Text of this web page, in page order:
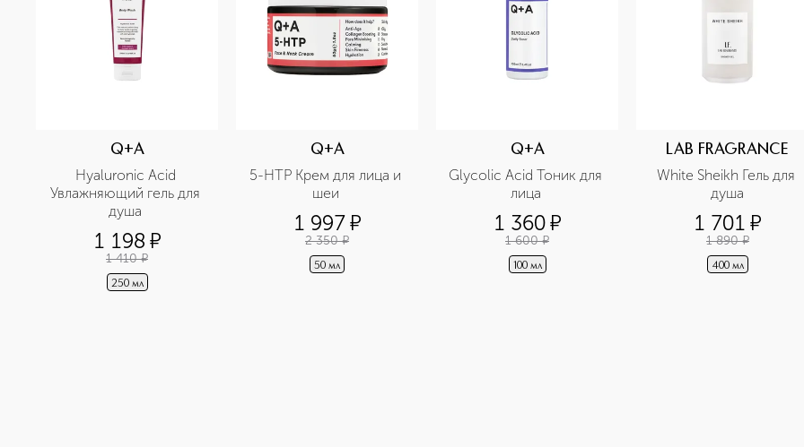
Q+A
Hyaluronic Acid
Увлажняющий гель для
1 198 ¤
1 410 ¤
250 мл
Q+A
5-НТР Крем для лица и
1 997¤
2 350 ¤
50 мл
Q+A
Glycolic Acid Тоник для
1 360¤
1 600 ¤
100 мл
LAB FRAGRANCE
White Sheikh Гель для
душа
1 701 ¤
1 890 ¤
400 мл